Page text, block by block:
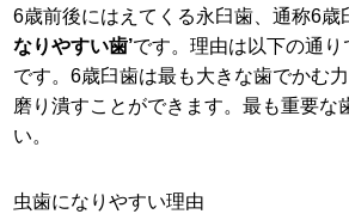
6歳前後にはえてくる永臼歯、通称6
なりやすい歯’です。理由は以下の通
です。6歳臼歯は最も大きな歯でかむ
磨り潰すことができます。最も重要な
い。
虫歯になりやすい理由